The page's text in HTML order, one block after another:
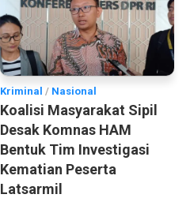
Kriminal / Nasional
Koalisi Masyarakat Sipil
Desak Komnas HAM
Bentuk Tim Investigasi
Kematian Peserta
Latsarmil